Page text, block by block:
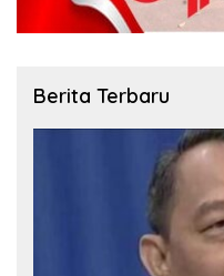
Berita Terbaru